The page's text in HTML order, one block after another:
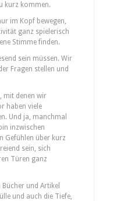
kurz kommen.
im Kopf bewegen,
ganz spielerisch
Stimme finden.
sein müssen. Wir
Fragen stellen und
mit denen wir
haben viele
Und ja, manchmal
inzwischen
Gefühlen über kurz
sein, sich
Türen ganz
und Artikel
und auch die Tiefe,